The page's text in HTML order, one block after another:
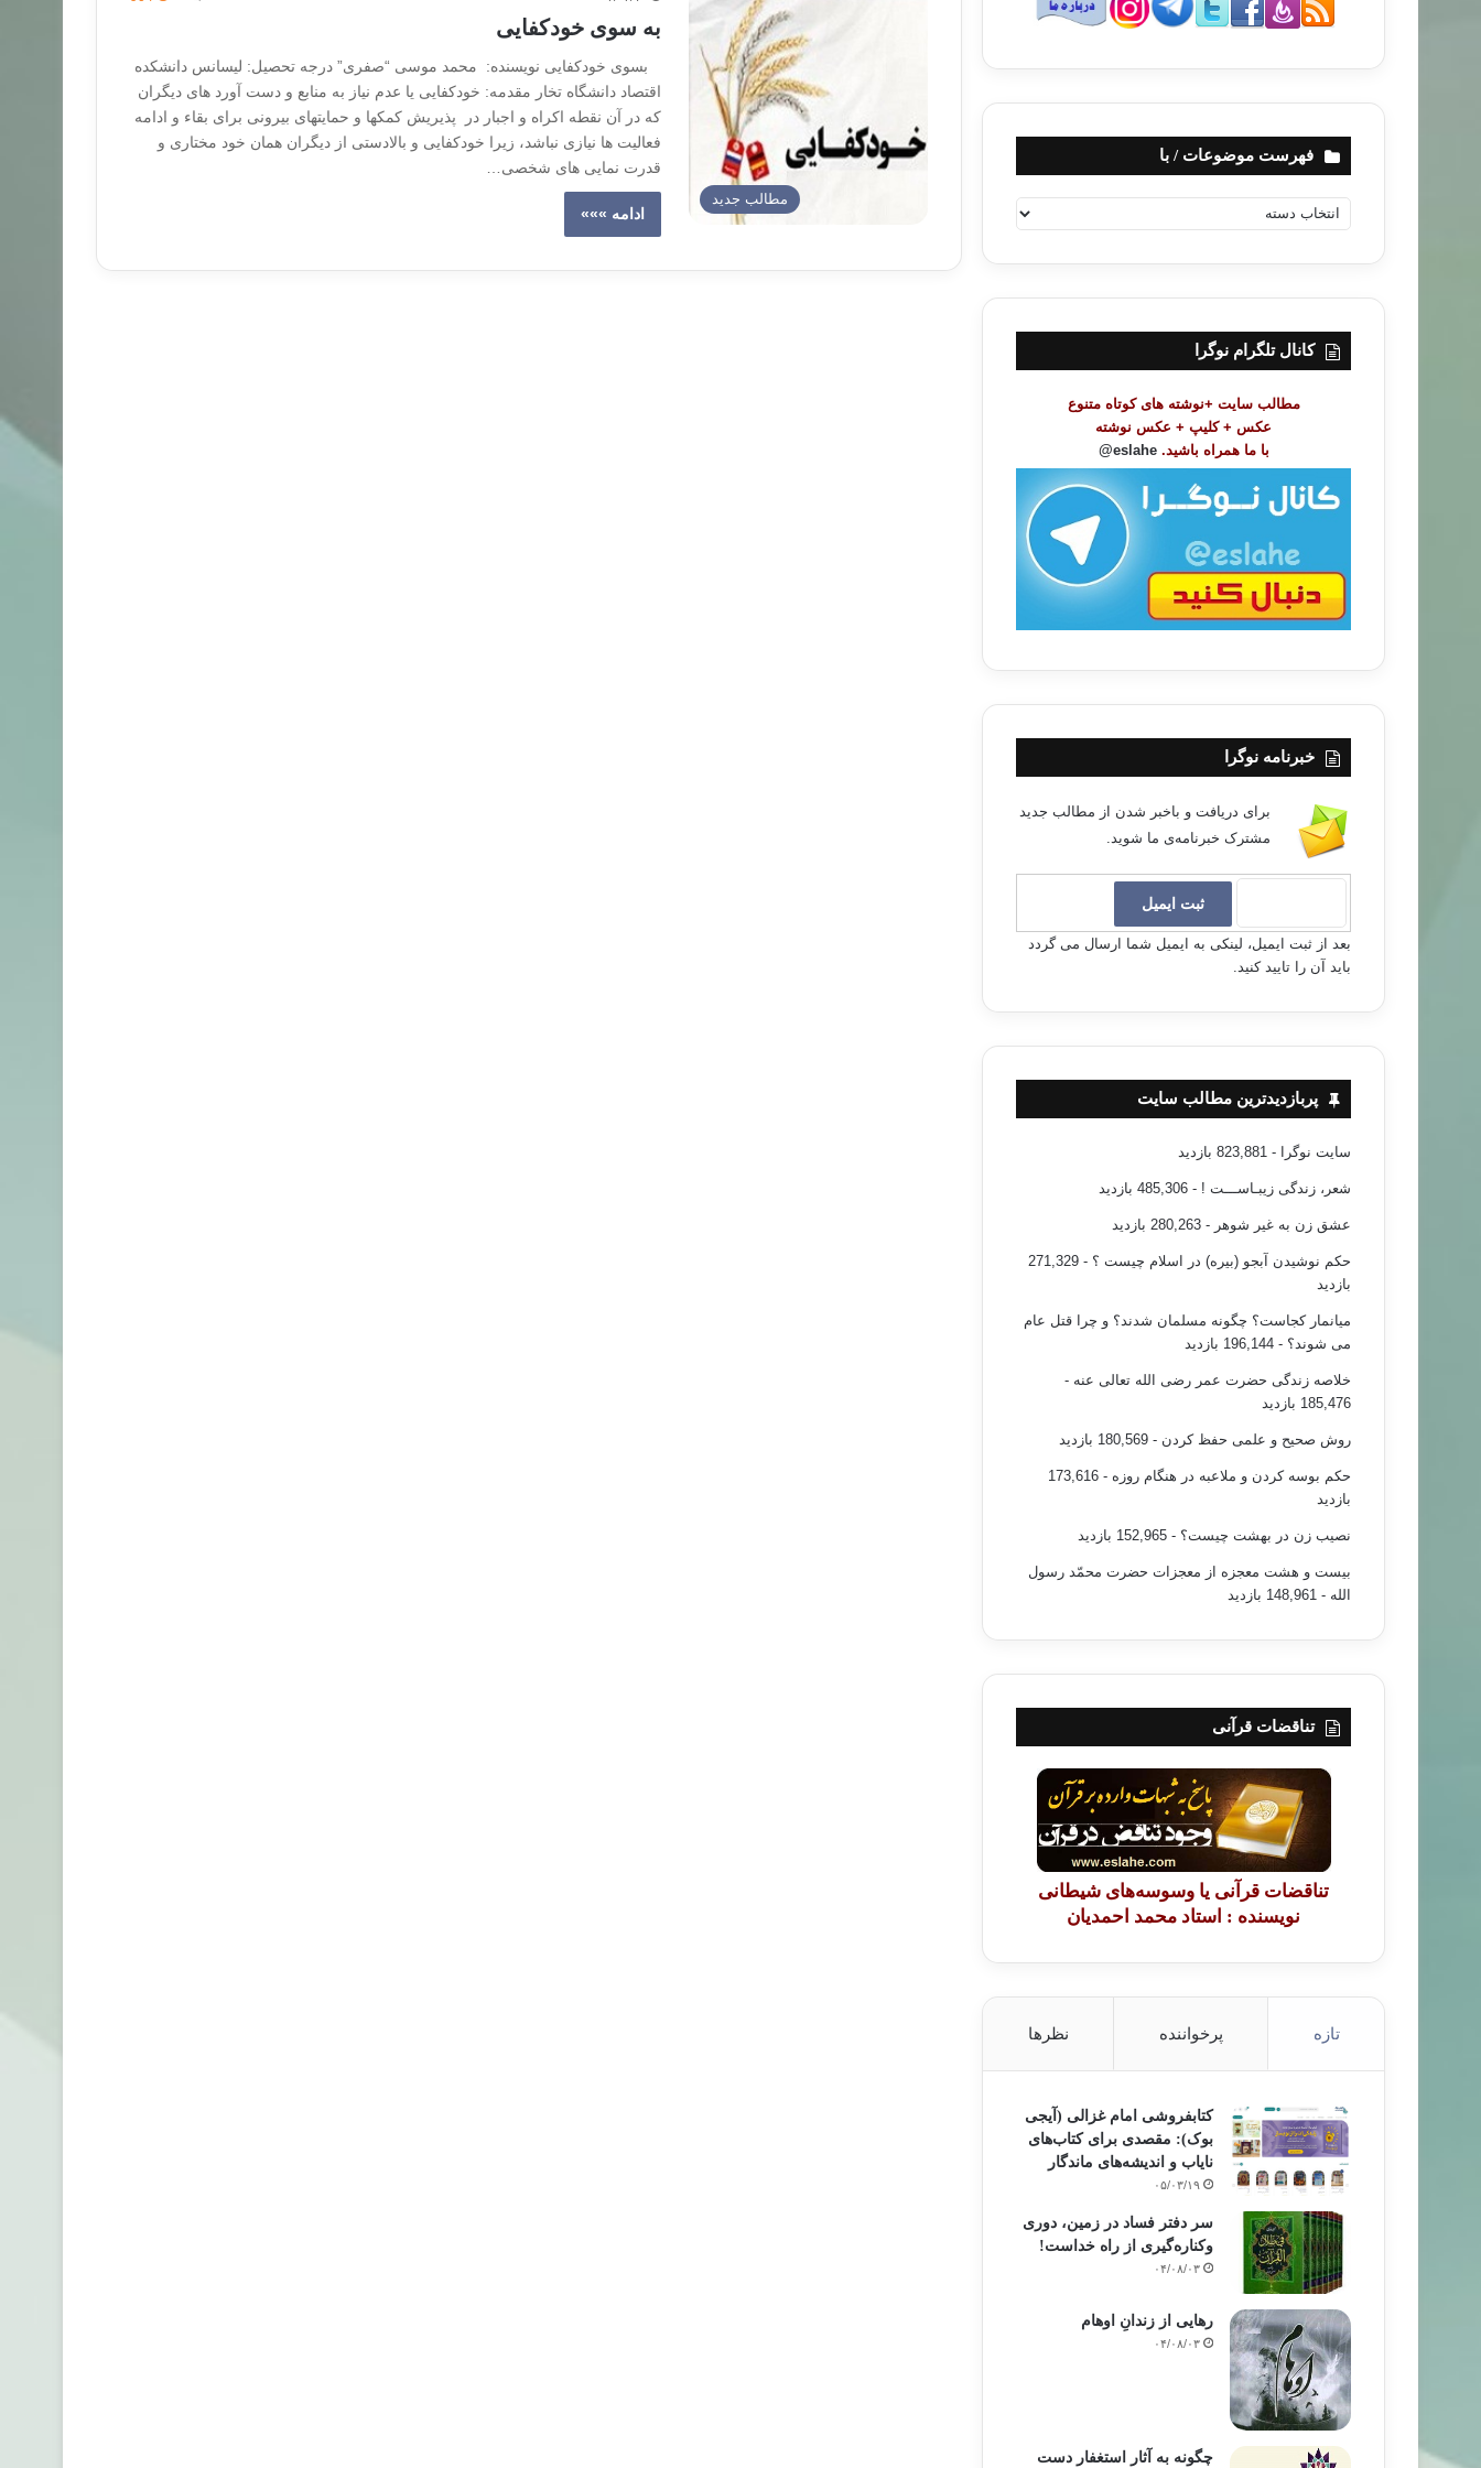
مطالب جدید
به سوی خودکفایی
بسوی خودکفایی نویسنده: محمد موسی “صفری” درجه تحصیل: لیسانس دانشکده
اقتصاد دانشگاه تخار مقدمه: خودکفایی یا عدم نیاز به منابع و دست آورد های دیگران
که در آن نقطه اکراه و اجبار در پذیریش کمکها و حمایتهای بیرونی برای بقاء و ادامه
فعالیت ها نیازی نباشد، زیرا خودکفایی و بالادستی از دیگران همان خود مختاری و
قدرت نمایی های شخصی…
ادامه »»»
فهرست موضوعات / با
ه
ت
ض
کانال تلگرام نوگرا
مطالب سایت +نوشته های کوتاه متنوع
عکس + کلیپ + عکس نوشته
با ما همراه باشید. eslahe@
خبرنامه نوگرا
برای دریافت و باخبر شدن از مطالب جدید
مشترک خبرنامه‌ی ما شوید.
بعد از ثبت ایمیل، لینکی به ایمیل شما ارسال می گردد
باید آن را تایید کنید.
پربازدیدترین مطالب سایت
سایت نوگرا - 823,881 بازدید
شعر، زندگی زیبـاســـت ! - 485,306 بازدید
عشق زن به غیر شوهر - 280,263 بازدید
حکم نوشیدن آبجو (بیره) در اسلام چیست ؟
- 271,329
بازدید
میانمار کجاست؟ چگونه مسلمان شدند؟ و چرا قتل عام
می شوند؟ - 196,144 بازدید
خلاصه زندگی حضرت عمر رضی الله تعالی عنه -
185,476 بازدید
روش صحیح و علمی حفظ کردن - 180,569 بازدید
حکم بوسه کردن و ملاعبه در هنگام روزه
- 173,616
بازدید
نصیب زن در بهشت چیست؟ - 152,965 بازدید
بیست و هشت معجزه از معجزات حضرت محمّد رسول
الله - 148,961 بازدید
تناقضات قرآنی
تناقضات قرآنی یا وسوسه‌های شیطانی
نویسنده : استاد محمد احمدیان
تازه پرخواننده نظرها
کتابفروشی امام غزالی (آیجی
بوک): مقصدی برای کتاب‌های
نایاب و اندیشه‌های ماندگار
۰۵/۰۳/۱۹
سر دفتر فساد در زمین‌، دوری
وکناره‌گیری از راه خداست‌!
۰۴/۰۸/۰۳
رهایی از زندانِ اوهام
۰۴/۰۸/۰۳
چگونه به آثار استغفار دست